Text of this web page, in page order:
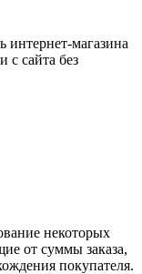
интернет-магазина
сайта без
некоторых
от суммы заказа,
покупателя.